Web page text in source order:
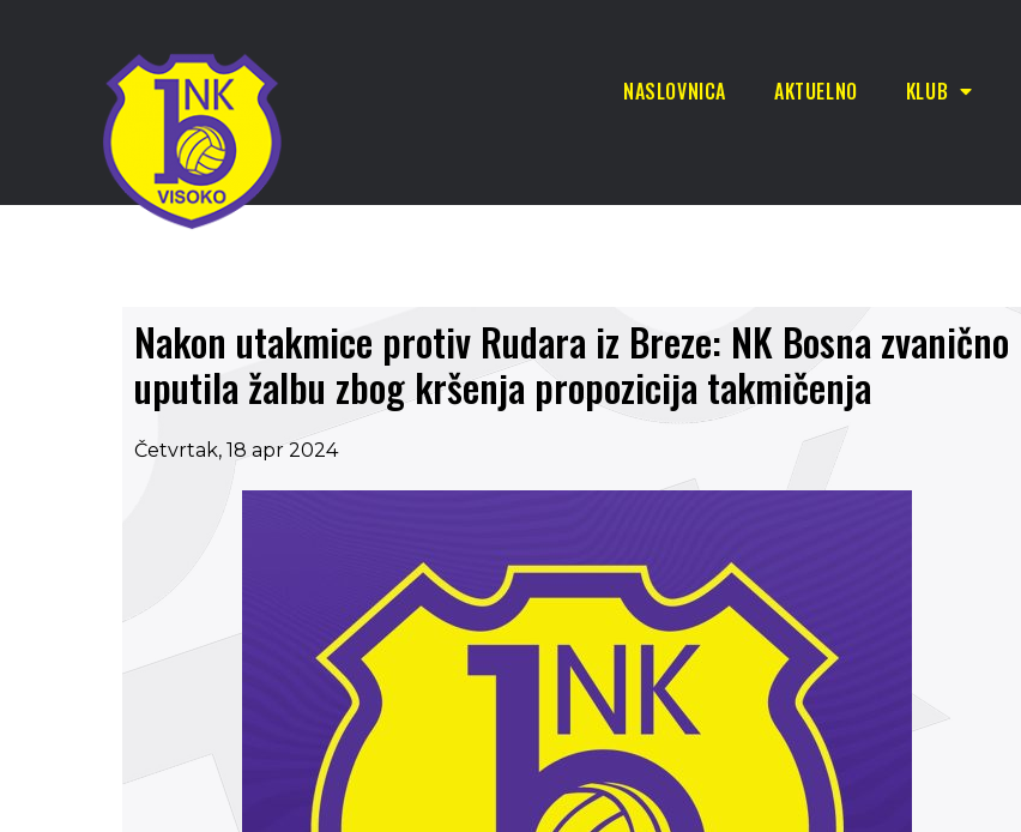
NASLOVNICA AKTUELNO KLUB
Nakon utakmice protiv Rudara iz Breze: NK Bosna zvanično
uputila žalbu zbog kršenja propozicija takmičenja
Četvrtak, 18 apr 2024